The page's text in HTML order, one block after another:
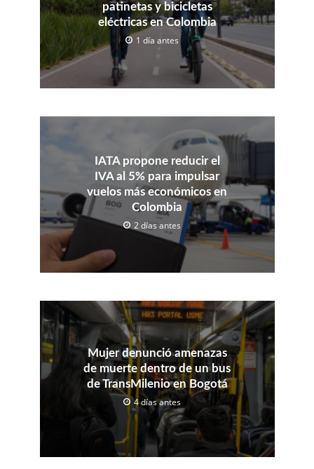
patinetas y bicicletas
eléctricas en Colombia
1 día antes
IATA propone reducir el
IVA al 5% para impulsar
vuelos más económicos en
Colombia
2 días antes
Mujer denunció amenazas
de muerte dentro de un bus
de TransMilenio en Bogotá
4 días antes